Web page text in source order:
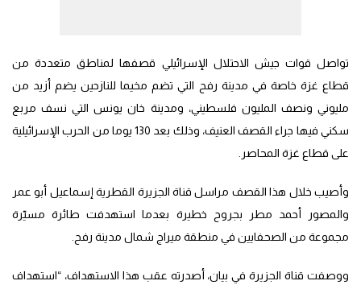
تواصل قوات جيش الاحتلال الإسرائيلي قصفها لمناطق متعددة من
قطاع غزة خاصة في مدينة رفح التي تضم مخيما للنازحين يضم أزيد من
مليوني ونصف المليون فلسطيني، ومدينة خان يونس التي نسف مربع
سكني فيها جراء القصف العنيف، وذلك بعد 130 يوما من الحرب الإسرائيلية
على قطاع غزة المحاصر.
وأصيب خلال هذا القصف مراسل قناة الجزيرة القطرية إسماعيل أبو عمر
والمصور أحمد مطر بجروح خطيرة بعدما استهدفت طائرة مسيّرة
مجموعة من الصحفايين في منطقة ميراج شمال مدينة رفح.
ووصفت قناة الجزيرة في بيان، أصدرته عقب هذا الاستهداف، “استهداف